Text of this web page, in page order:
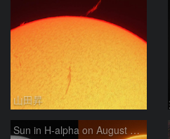
山田昇
Sun in H-alpha on August 7, 2026